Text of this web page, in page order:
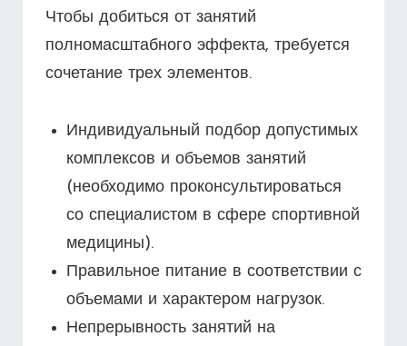
Чтобы добиться от занятий
полномасштабного эффекта, требуется
сочетание трех элементов.
Индивидуальный подбор допустимых
комплексов и объемов занятий
(необходимо проконсультироваться
со специалистом в сфере спортивной
медицины).
Правильное питание в соответствии с
объемами и характером нагрузок.
Непрерывность занятий на